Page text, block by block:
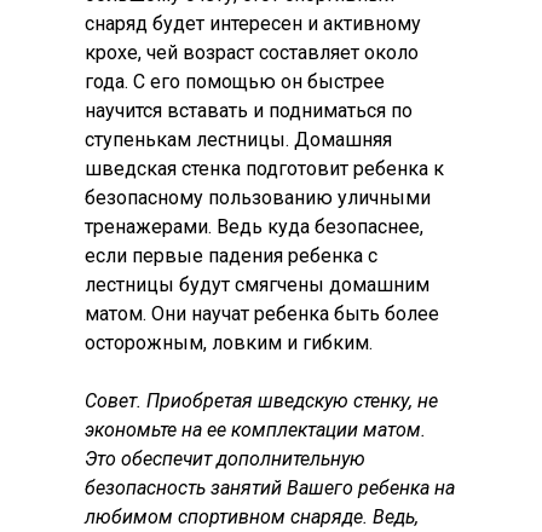
снаряд будет интересен и активному
крохе, чей возраст составляет около
года. С его помощью он быстрее
научится вставать и подниматься по
ступенькам лестницы. Домашняя
шведская стенка подготовит ребенка к
безопасному пользованию уличными
тренажерами. Ведь куда безопаснее,
если первые падения ребенка с
лестницы будут смягчены домашним
матом. Они научат ребенка быть более
осторожным, ловким и гибким.
Совет. Приобретая шведскую стенку, не
экономьте на ее комплектации матом.
Это обеспечит дополнительную
безопасность занятий Вашего ребенка на
любимом спортивном снаряде. Ведь,